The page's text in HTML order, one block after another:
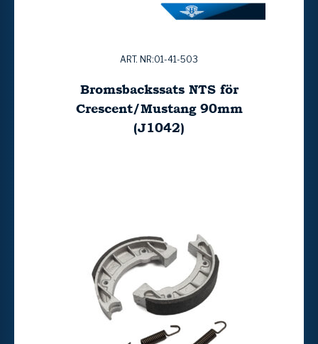
ART. NR:01-41-503
Bromsbackssats NTS för
Crescent/Mustang 90mm
(J1042)